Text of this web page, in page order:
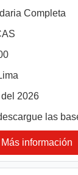
Completa
2026
las
Más información